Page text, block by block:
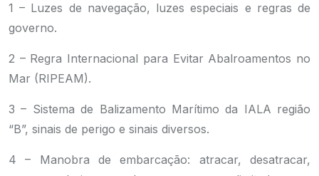
1 – Luzes de navegação, luzes especiais e regras de
governo.
2 – Regra Internacional para Evitar Abalroamentos no
Mar (RIPEAM).
3 – Sistema de Balizamento Marítimo da IALA região
“B”, sinais de perigo e sinais diversos.
4 – Manobra de embarcação: atracar, desatracar,